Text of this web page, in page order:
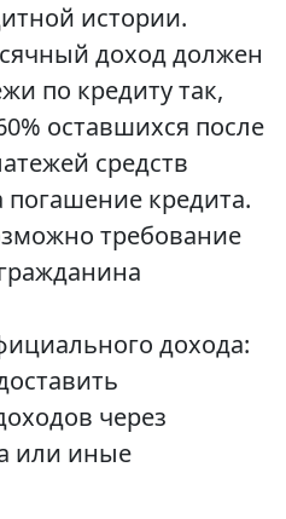
истории.
доход должен
по кредиту так,
оставшихся после
средств
погашение кредита.
требование
дохода:
через
или иные